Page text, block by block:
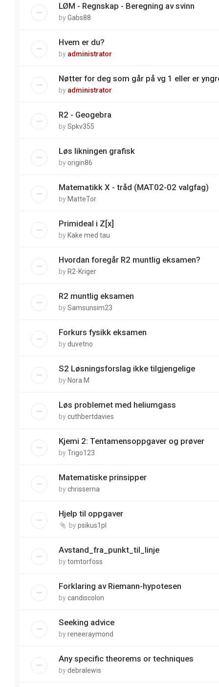
LØM - Regnskap - Beregning av svinn
byGabs88
Hvem er du?
by administrator
Nøtter for deg som går på vg 1 eller er
by administrator
R2 - Geogebra
bySpkv355
Løs likningen grafisk
byorigin86
Matematikk X - tråd (MAT02-02 valgfag)
by MatteTor
Primideal i Z[x]
by Kake med tau
Hvordan foregår R2 muntlig eksamen?
by R2-Kriger
R2 muntlig eksamen
bySamsunsim23
Forkurs fysikk eksamen
byduvetno
S2 Løsningsforslag ikke tilgjengelige
by Nora M
Løs problemet med heliumgass
bycuthbertdavies
Kjemi 2: Tentamensoppgaver og prøver
byTrigo123
Matematiske prinsipper
bychrisserna
Hjelp til oppgaver
bypsikus1pl
Avstand_fra_punkt_til_linje
bytomtorfoss
Forklaring av Riemann-hypotesen
bycandiscolon
Seeking advice
byreneeraymond
Any specific theorems or techniques
bydebralewis